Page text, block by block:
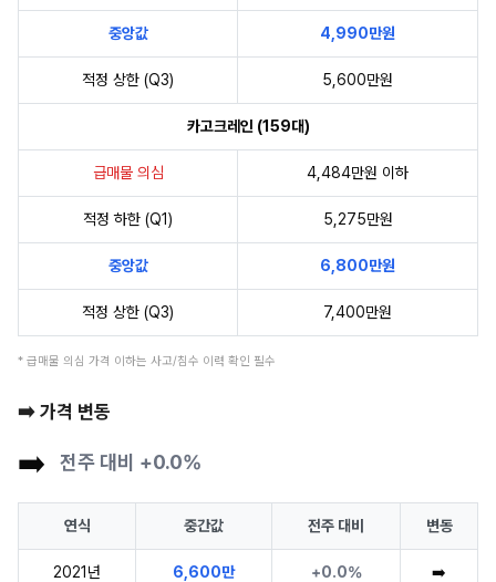
중앙값 4,990만원
적정 상한 (Q3) 5,600만원
카고크레인 (159대)
급매물 의심 4,484만원 이하
적정 하한 (Q1) 5,275만원
중앙값 6,800만원
적정 상한 (Q3) 7,400만원
* 급매물 의심 가격 이하는 사고/침수 이력 확인 필수
➡️ 가격 변동
➡️ 전주 대비 +0.0%
연식 중간값 전주 대비 변동
2021년 6,600만 +0.0% ➡️